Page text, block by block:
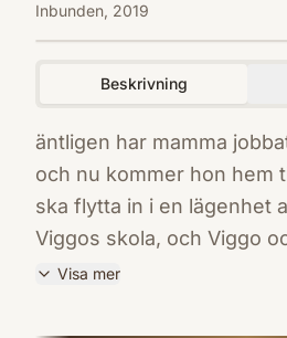
Inbunden, 2019
Beskrivning
äntligen har mamma
och nu kommer hon hem
ska flytta in i en lägenhet
Viggos skola, och Viggo
bo hos henne varannan
Visa mer